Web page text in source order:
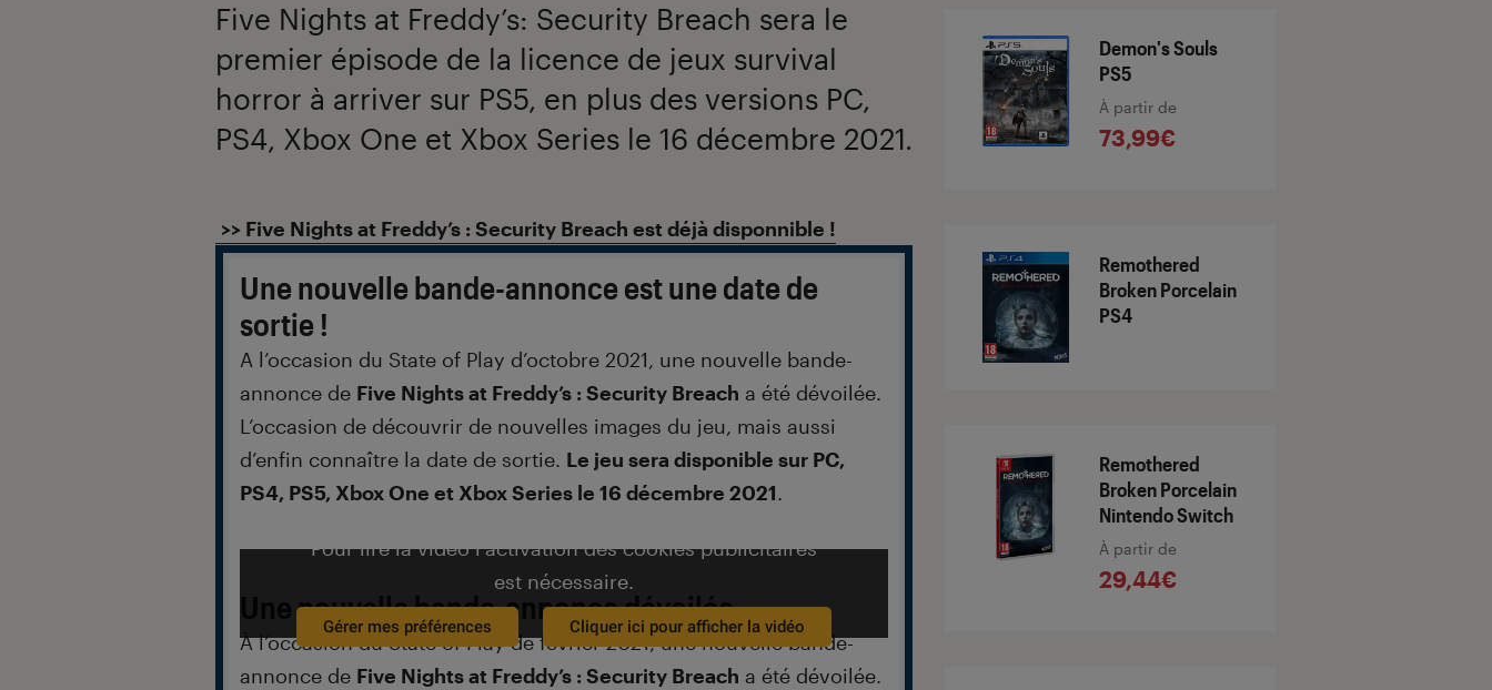
Five Nights at Freddy’s: Security Breach sera le
premier épisode de la licence de jeux survival
horror à arriver sur PS5, en plus des versions PC,
PS4, Xbox One et Xbox Series le 16 décembre 2021.
Introduction
>> Five Nights at Freddy’s : Security Breach est déjà disponnible !
Une nouvelle bande-annonce est une date de
sortie !
A l’occasion du State of Play d’octobre 2021, une nouvelle bande-
annonce de Five Nights at Freddy’s : Security Breach a été dévoilée.
L’occasion de découvrir de nouvelles images du jeu, mais aussi
d’enfin connaître la date de sortie. Le jeu sera disponible sur PC,
PS4, PS5, Xbox One et Xbox Series le 16 décembre 2021.
Pour lire la vidéo l’activation des cookies publicitaires
est nécessaire.
Gérer mes préférences Cliquer ici pour afficher la vidéo
Une nouvelle bande-annonce dévoilée
À l’occasion du State of Play de février 2021, une nouvelle bande-
annonce de Five Nights at Freddy’s : Security Breach a été dévoilée.
Demon's Souls
PS5
À partir de
73,99€
Remothered
Broken Porcelain
PS4
Remothered
Broken Porcelain
Nintendo Switch
À partir de
29,44€